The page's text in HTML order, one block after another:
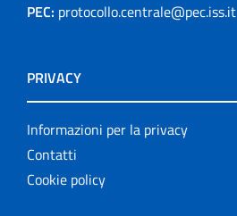
PEC: protocollo.centrale@pec.iss.it
PRIVACY
Informazioni per la privacy
Contatti
Cookie policy